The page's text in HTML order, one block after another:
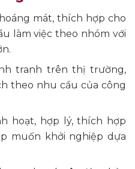
mát, thích hợp cho
làm việc theo nhóm với
tranh trên thị trường,
theo nhu cầu của công
hoạt, hợp lý, thích hợp
muốn khởi nghiệp dựa